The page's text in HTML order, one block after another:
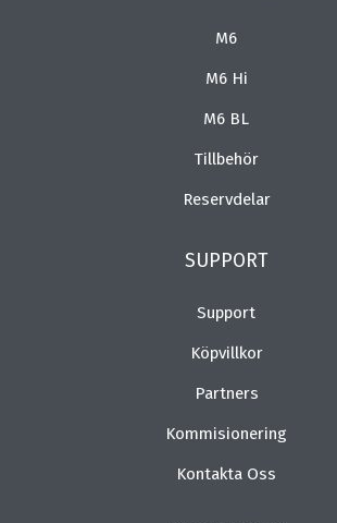
M6
M6 Hi
M6 BL
Tillbehör
Reservdelar
SUPPORT
Support
Köpvillkor
Partners
Kommisionering
Kontakta Oss